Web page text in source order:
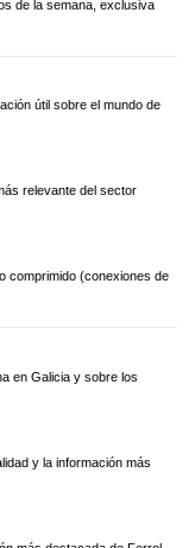
de la semana, exclusiva
útil sobre el mundo de
relevante del sector
comprimido (conexiones de
en Galicia y sobre los
y la información más